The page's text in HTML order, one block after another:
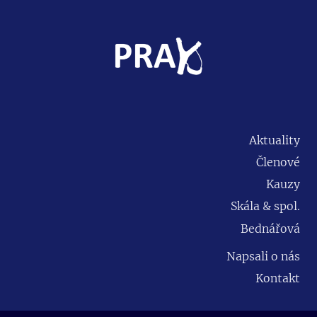
Aktuality
Členové
Kauzy
Skála & spol.
Bednářová
Napsali o nás
Kontakt